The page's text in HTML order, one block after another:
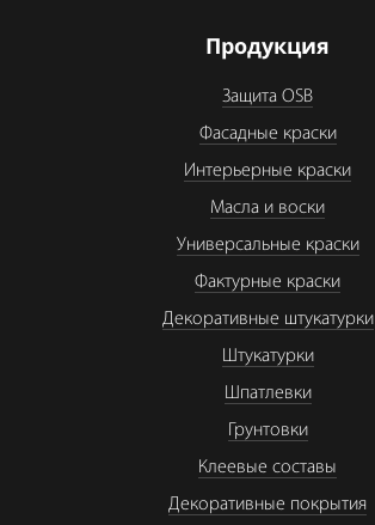
Продукция
Защита OSB
Фасадные краски
Интерьерные краски
Масла и воски
Универсальные краски
Фактурные краски
Декоративные штукатурки
Штукатурки
Шпатлевки
Грунтовки
Клеевые составы
Декоративные покрытия